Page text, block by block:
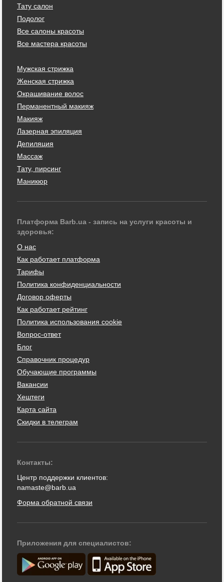
Тату салон
Подолог
Все салоны красоты
Все мастера красоты
Мужская стрижка
Женская стрижка
Окрашивание волос
Перманентный макияж
Макияж
Лазерная эпиляция
Депиляция
Массаж
Тату, пирсинг
Маникюр
Платформа Barb.ua - запись на услуги красоты и
здоровья:
О нас
Как работает платформа
Тарифы
Политика конфиденциальности
Договор оферты
Как работает рейтинг
Политика использования cookie
Вопрос-ответ
Блог
Справочник процедур
Обучающие программы
Вакансии
Хештеги
Карта сайта
Скидки в телеграм
Контакты:
Центр поддержки клиентов:
namaste@barb.ua
Форма обратной связи
Приложения для специалистов: